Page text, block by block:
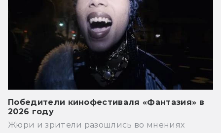
Победители кинофестиваля «Фантазия» в
2026 году
Жюри и зрители разошлись во мнениях